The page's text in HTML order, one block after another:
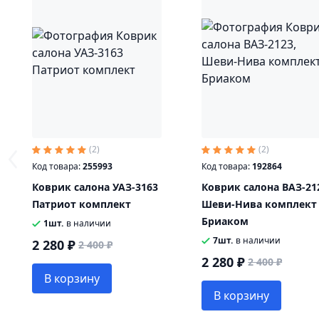
(2)
Код товара:255993
Коврик салона УАЗ-3163
Патриот комплект
1шт. в наличии
2 280 ₽ 2 400 ₽
В корзину
(2)
Код товара: 192864
Коврик салона ВАЗ-
Шеви-Нива комплект
Бриаком
7шт. в наличии
2 280 ₽ 2 400 ₽
В корзину